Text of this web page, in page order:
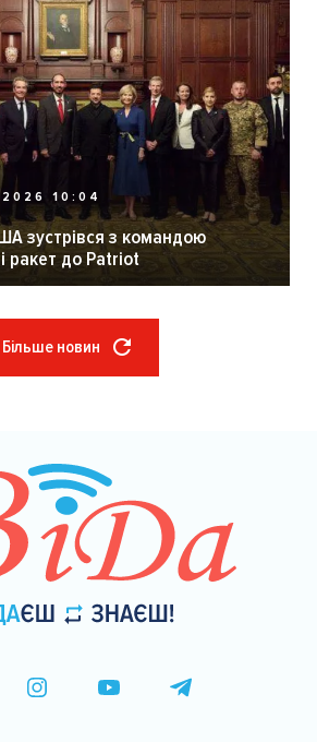
10:04
зустрівся з командою
ракет до Patriot
Більше новин